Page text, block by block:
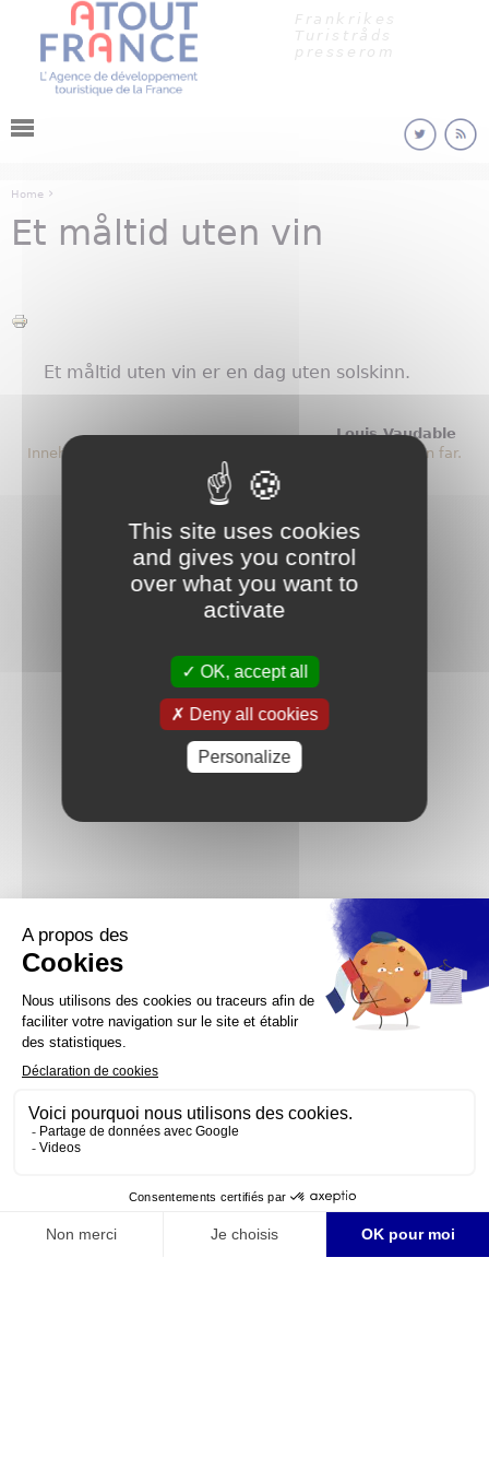
Jump to navigationFrankrikes
Turistråds
presserom
You are here
Home ›
Et måltid uten vin
Et måltid uten vin er en dag uten solskinn.
Louis Vaudable
Innehaver av Restaurant Maxim's, Paris fra 1946 etter sin far.
Cookies management panel
This site uses cookies
and gives you control
over what you want to
activate
OK, accept all
Deny all cookies
Personalize